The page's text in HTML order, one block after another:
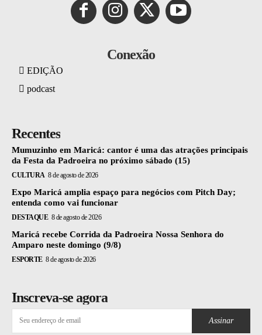
Conexão
EDIÇÃO
podcast
Recentes
Mumuzinho em Maricá: cantor é uma das atrações principais
da Festa da Padroeira no próximo sábado (15)
CULTURA 8 de agosto de 2026
Expo Maricá amplia espaço para negócios com Pitch Day;
entenda como vai funcionar
DESTAQUE 8 de agosto de 2026
Maricá recebe Corrida da Padroeira Nossa Senhora do
Amparo neste domingo (9/8)
ESPORTE 8 de agosto de 2026
Inscreva-se agora
Assinar